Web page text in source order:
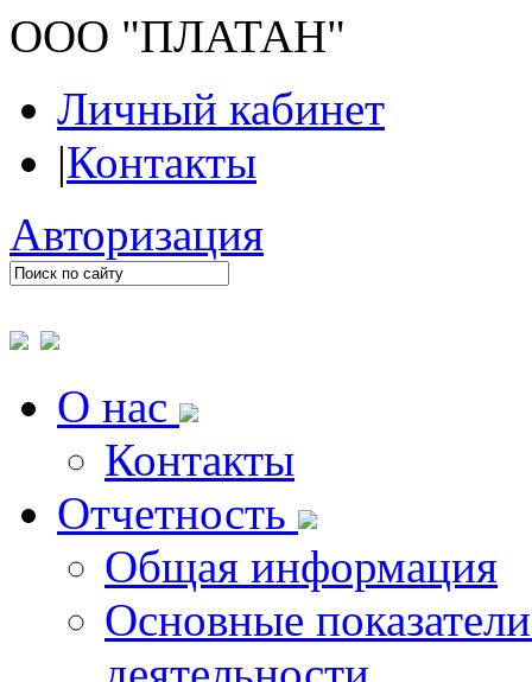
ООО "ПЛАТАН"
Личный кабинет
|Контакты
Авторизация
О нас
Контакты
Отчетность
Общая информация
Основные